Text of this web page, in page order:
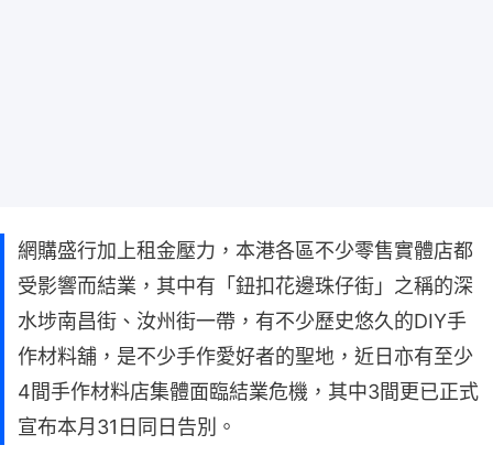
網購盛行加上租金壓力，本港各區不少零售實體店都
受影響而結業，其中有「鈕扣花邊珠仔街」之稱的深
水埗南昌街、汝州街一帶，有不少歷史悠久的DIY手
作材料舖，是不少手作愛好者的聖地，近日亦有至少
4間手作材料店集體面臨結業危機，其中3間更已正式
宣布本月31日同日告別。